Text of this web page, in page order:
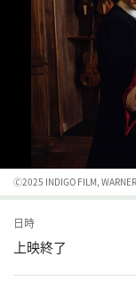
🄫2025 INDIGO FILM,
日時
上映終了